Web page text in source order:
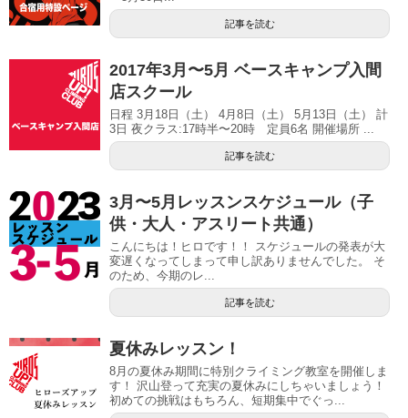
記事を読む
2017年3月〜5月 ベースキャンプ入間
店スクール
日程 3月18日（土） 4月8日（土） 5月13日（土） 計
3日 夜クラス:17時半〜20時 定員6名 開催場所 ...
記事を読む
3月〜5月レッスンスケジュール（子
供・大人・アスリート共通）
こんにちは！ヒロです！！ スケジュールの発表が大
変遅くなってしまって申し訳ありませんでした。 そ
のため、今期のレ...
記事を読む
夏休みレッスン！
8月の夏休み期間に特別クライミング教室を開催しま
す！ 沢山登って充実の夏休みにしちゃいましょう！
初めての挑戦はもちろん、短期集中でぐっ...